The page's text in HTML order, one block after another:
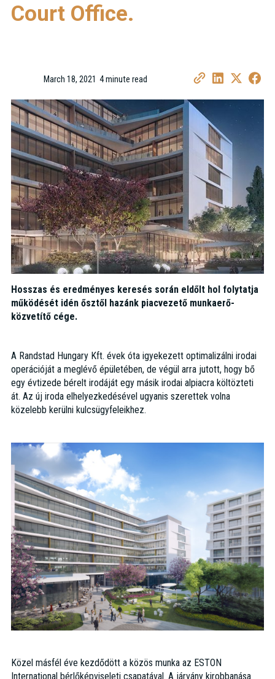
Court Office.
March 18, 2021 4 minute read
Hosszas és eredményes keresés során eldőlt hol folytatja
működését idén ősztől hazánk piacvezető munkaerő-
közvetítő cége.
A Randstad Hungary Kft. évek óta igyekezett optimalizálni irodai
operációját a meglévő épületében, de végül arra jutott, hogy bő
egy évtizede bérelt irodáját egy másik irodai alpiacra költözteti
át. Az új iroda elhelyezkedésével ugyanis szerettek volna
közelebb kerülni kulcsügyfeleikhez.
Közel másfél éve kezdődött a közös munka az ESTON
International bérlőképviseleti csapatával. A járvány kirobbanása